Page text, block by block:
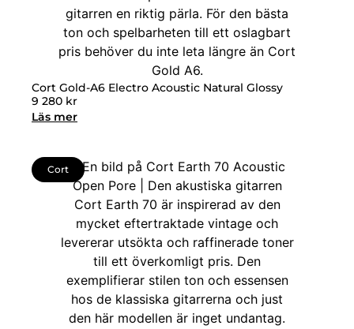
Cort Gold-A6 Electro Acoustic Natural Glossy
9 280 kr
Läs mer
Cort